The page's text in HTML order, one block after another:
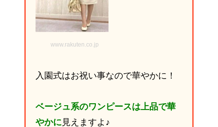
www.rakuten.co.jp
入園式はお祝い事なので華やかに！
ベージュ系のワンピースは上品で華
やかに 見えますよ♪